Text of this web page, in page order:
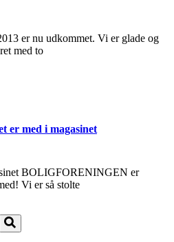
er nu udkommet. Vi er glade og
med to
er med i magasinet
BOLIGFORENINGEN er
Vi er så stolte